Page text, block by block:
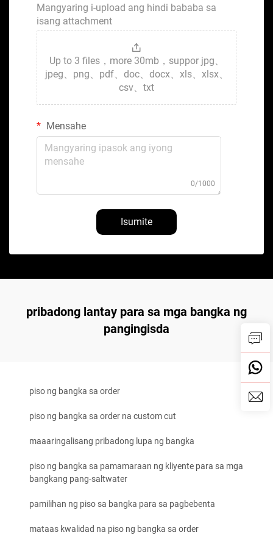
Mangyaring i-upload ang hindi bababa sa
isang attachment
Up to 3 files，more 30mb，suppor jpg、
jpeg、png、pdf、doc、docx、xls、xlsx、
csv、txt
Mensahe
0/1000
Isumite
pribadong lantay para sa mga bangka ng
pangingisda
piso ng bangka sa order
piso ng bangka sa order na custom cut
maaaringalisang pribadong lupa ng bangka
piso ng bangka sa pamamaraan ng kliyente para sa mga
bangkang pang-saltwater
pamilihan ng piso sa bangka para sa pagbebenta
mataas kwalidad na piso ng bangka sa order